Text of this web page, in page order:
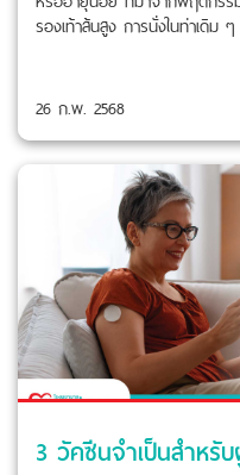
รองเท้าส้นสูง การนั่งในท่าเดิม
26 ก.พ. 2568
3 วัคซีนจำเป็นสำหรั